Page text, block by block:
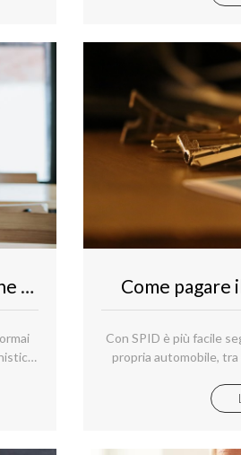
Lo SPID sarà ovunque: non puoi farne a meno
da
per
Come pagare
Con SPID è più facile
propria automobile,